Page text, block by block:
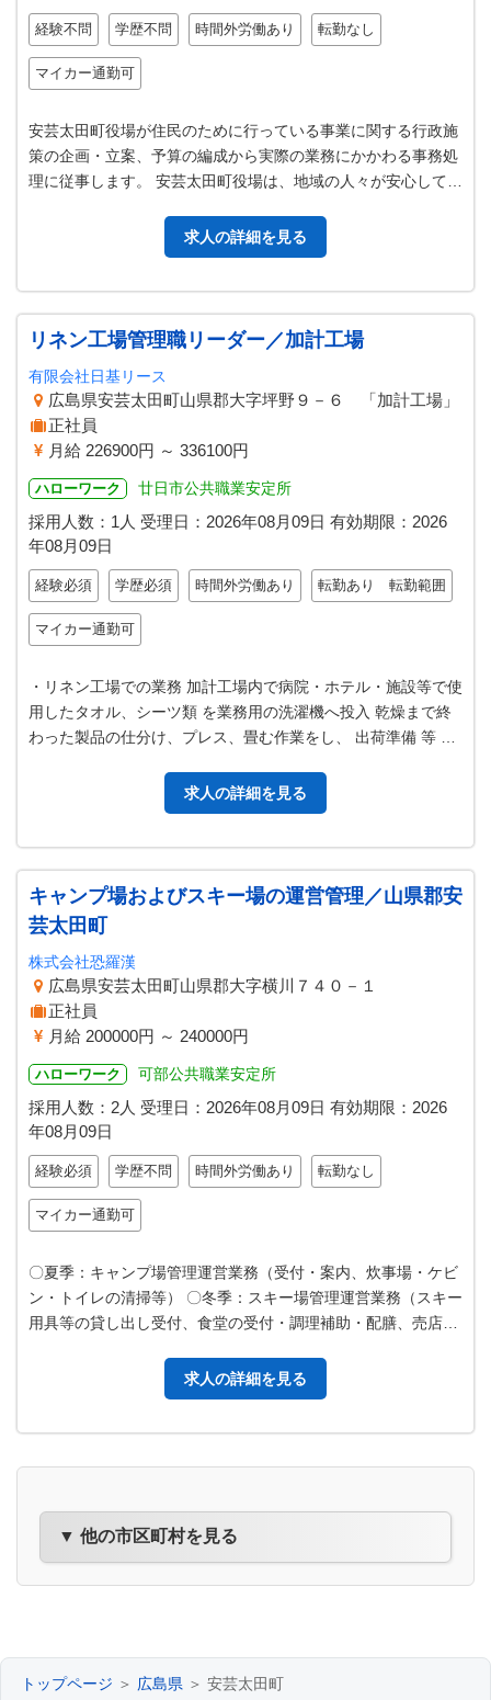
経験不問 学歴不問 時間外労働あり 転勤なし
マイカー通勤可
安芸太田町役場が住民のために行っている事業に関する行政施
策の企画・立案、予算の編成から実際の業務にかかわる事務処
理に従事します。 安芸太田町役場は、地域の人々が安心して豊
求人の詳細を見る
リネン工場管理職リーダー／加計工場
有限会社日基リース
広島県安芸太田町山県郡大字坪野９－６ 「加計工場」
正社員
月給 226900円 ～ 336100円
ハローワーク 廿日市公共職業安定所
採用人数：1人 受理日： 2026年08月09日 有効期限： 2026
年08月09日
経験必須 学歴必須 時間外労働あり 転勤あり 転勤範囲
マイカー通勤可
・リネン工場での業務 加計工場内で病院・ホテル・施設等で使
用したタオル、シーツ類 を業務用の洗濯機へ投入 乾燥まで終
わった製品の仕分け、プレス、畳む作業をし、 出荷準備 等 ・
求人の詳細を見る
キャンプ場およびスキー場の運営管理／山県郡安
芸太田町
株式会社恐羅漢
広島県安芸太田町山県郡大字横川７４０－１
正社員
月給 200000円 ～ 240000円
ハローワーク 可部公共職業安定所
採用人数：2人 受理日： 2026年08月09日 有効期限： 2026
年08月09日
経験必須 学歴不問 時間外労働あり 転勤なし
マイカー通勤可
〇夏季：キャンプ場管理運営業務（受付・案内、炊事場・ケビ
ン・トイレの清掃等） 〇冬季：スキー場管理運営業務（スキー
用具等の貸し出し受付、食堂の受付・調理補助・配膳、売店の
求人の詳細を見る
▼ 他の市区町村を見る
トップページ ＞ 広島県 ＞ 安芸太田町